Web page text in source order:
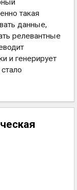
такая
данные,
релевантные
и генерирует